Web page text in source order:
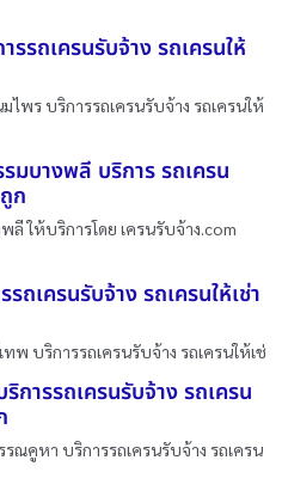
รถเครนรับจ้าง รถเครนให้
ไพร บริการรถเครนรับจ้าง รถเครนให้
มบางพลี บริการ รถเครน
ก
ให้บริการโดย เครนรับจ้าง.com
ถเครนรับจ้าง รถเครนให้เช่า
พ บริการรถเครนรับจ้าง รถเครนให้เช่
การรถเครนรับจ้าง รถเครน
ณคูหา บริการรถเครนรับจ้าง รถเครน